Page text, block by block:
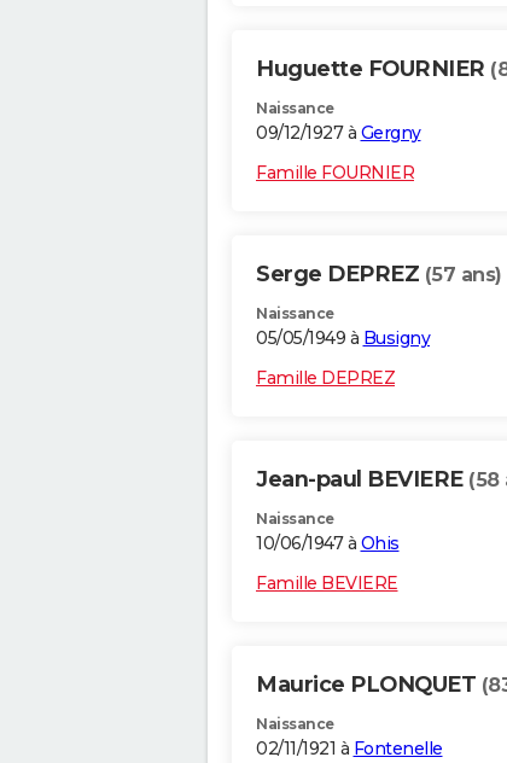
Huguette FOURNIER
Naissance
09/12/1927 à Gergny
Famille FOURNIER
Serge DEPREZ (57 ans)
Naissance
05/05/1949 à Busigny
Famille DEPREZ
Jean-paul BEVIERE (58
Naissance
10/06/1947 à Ohis
Famille BEVIERE
Maurice PLONQUET
Naissance
02/11/1921 à Fontenelle